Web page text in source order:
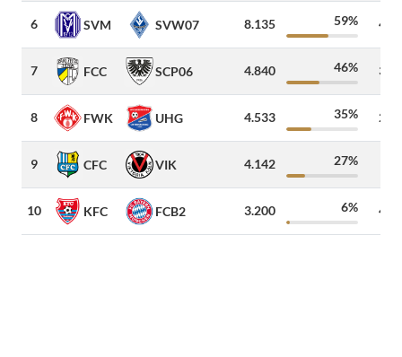
6 SVM SVW07 8.135 59% 489
7 FCC SCP06 4.840 46% 330
8 FWK UHG 4.533 35% 200
9 CFC VIK 4.142 27%
10 KFC FCB2 3.200 6% 400